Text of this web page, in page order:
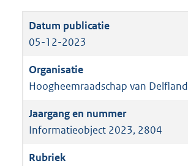
05-12-2023
Hoogheemraadschap van Delfland
Informatieobject 2023, 2804